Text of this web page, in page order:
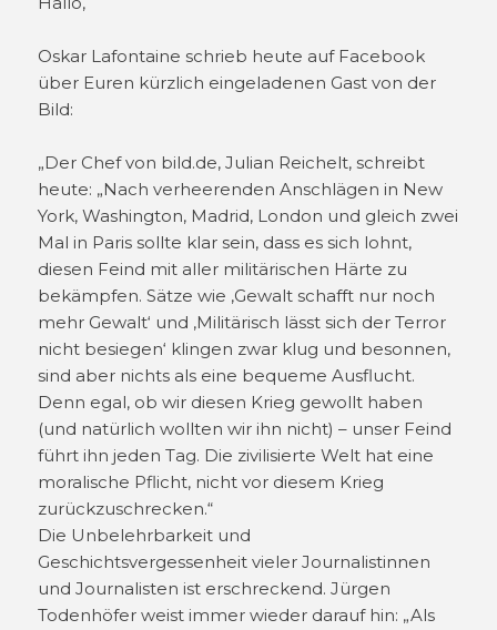
Oskar Lafontaine schrieb heute auf Facebook
über Euren kürzlich eingeladenen Gast von der
Bild:
„Der Chef von bild.de, Julian Reichelt, schreibt
heute: „Nach verheerenden Anschlägen in New
York, Washington, Madrid, London und gleich zwei
Mal in Paris sollte klar sein, dass es sich lohnt,
diesen Feind mit aller militärischen Härte zu
bekämpfen. Sätze wie ‚Gewalt schafft nur noch
mehr Gewalt‘ und ‚Militärisch lässt sich der Terror
nicht besiegen‘ klingen zwar klug und besonnen,
sind aber nichts als eine bequeme Ausflucht.
Denn egal, ob wir diesen Krieg gewollt haben
(und natürlich wollten wir ihn nicht) – unser Feind
führt ihn jeden Tag. Die zivilisierte Welt hat eine
moralische Pflicht, nicht vor diesem Krieg
zurückzuschrecken.“
Die Unbelehrbarkeit und
Geschichtsvergessenheit vieler Journalistinnen
und Journalisten ist erschreckend. Jürgen
Todenhöfer weist immer wieder darauf hin: „Als